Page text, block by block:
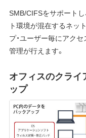
SMB/CIFSをサポートし
ト環境が混在するネッ
プ・ユーザー毎にアク
管理が行えます。
オフィスのクライ
ップ